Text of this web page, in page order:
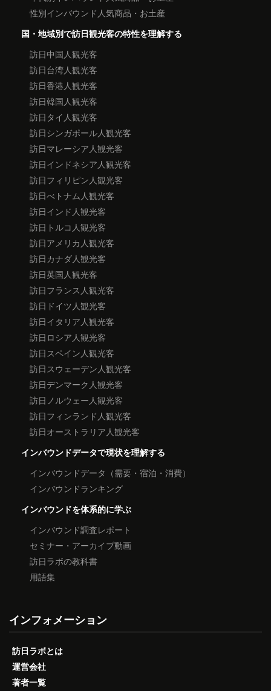
性別インバウンド人気商品・お土産
国・地域別で訪日観光客の特性を理解する
訪日中国人観光客
訪日台湾人観光客
訪日香港人観光客
訪日韓国人観光客
訪日タイ人観光客
訪日シンガポール人観光客
訪日マレーシア人観光客
訪日インドネシア人観光客
訪日フィリピン人観光客
訪日べトナム人観光客
訪日インド人観光客
訪日トルコ人観光客
訪日アメリカ人観光客
訪日カナダ人観光客
訪日英国人観光客
訪日フランス人観光客
訪日ドイツ人観光客
訪日イタリア人観光客
訪日ロシア人観光客
訪日スペイン人観光客
訪日スウェーデン人観光客
訪日デンマーク人観光客
訪日ノルウェー人観光客
訪日フィンランド人観光客
訪日オーストラリア人観光客
インバウンドデータで現状を理解する
インバウンドデータ（需要・宿泊・消費）
インバウンドランキング
インバウンドを体系的に学ぶ
インバウンド調査レポート
セミナー・アーカイブ動画
訪日ラボの教科書
用語集
インフォメーション
訪日ラボとは
運営会社
著者一覧